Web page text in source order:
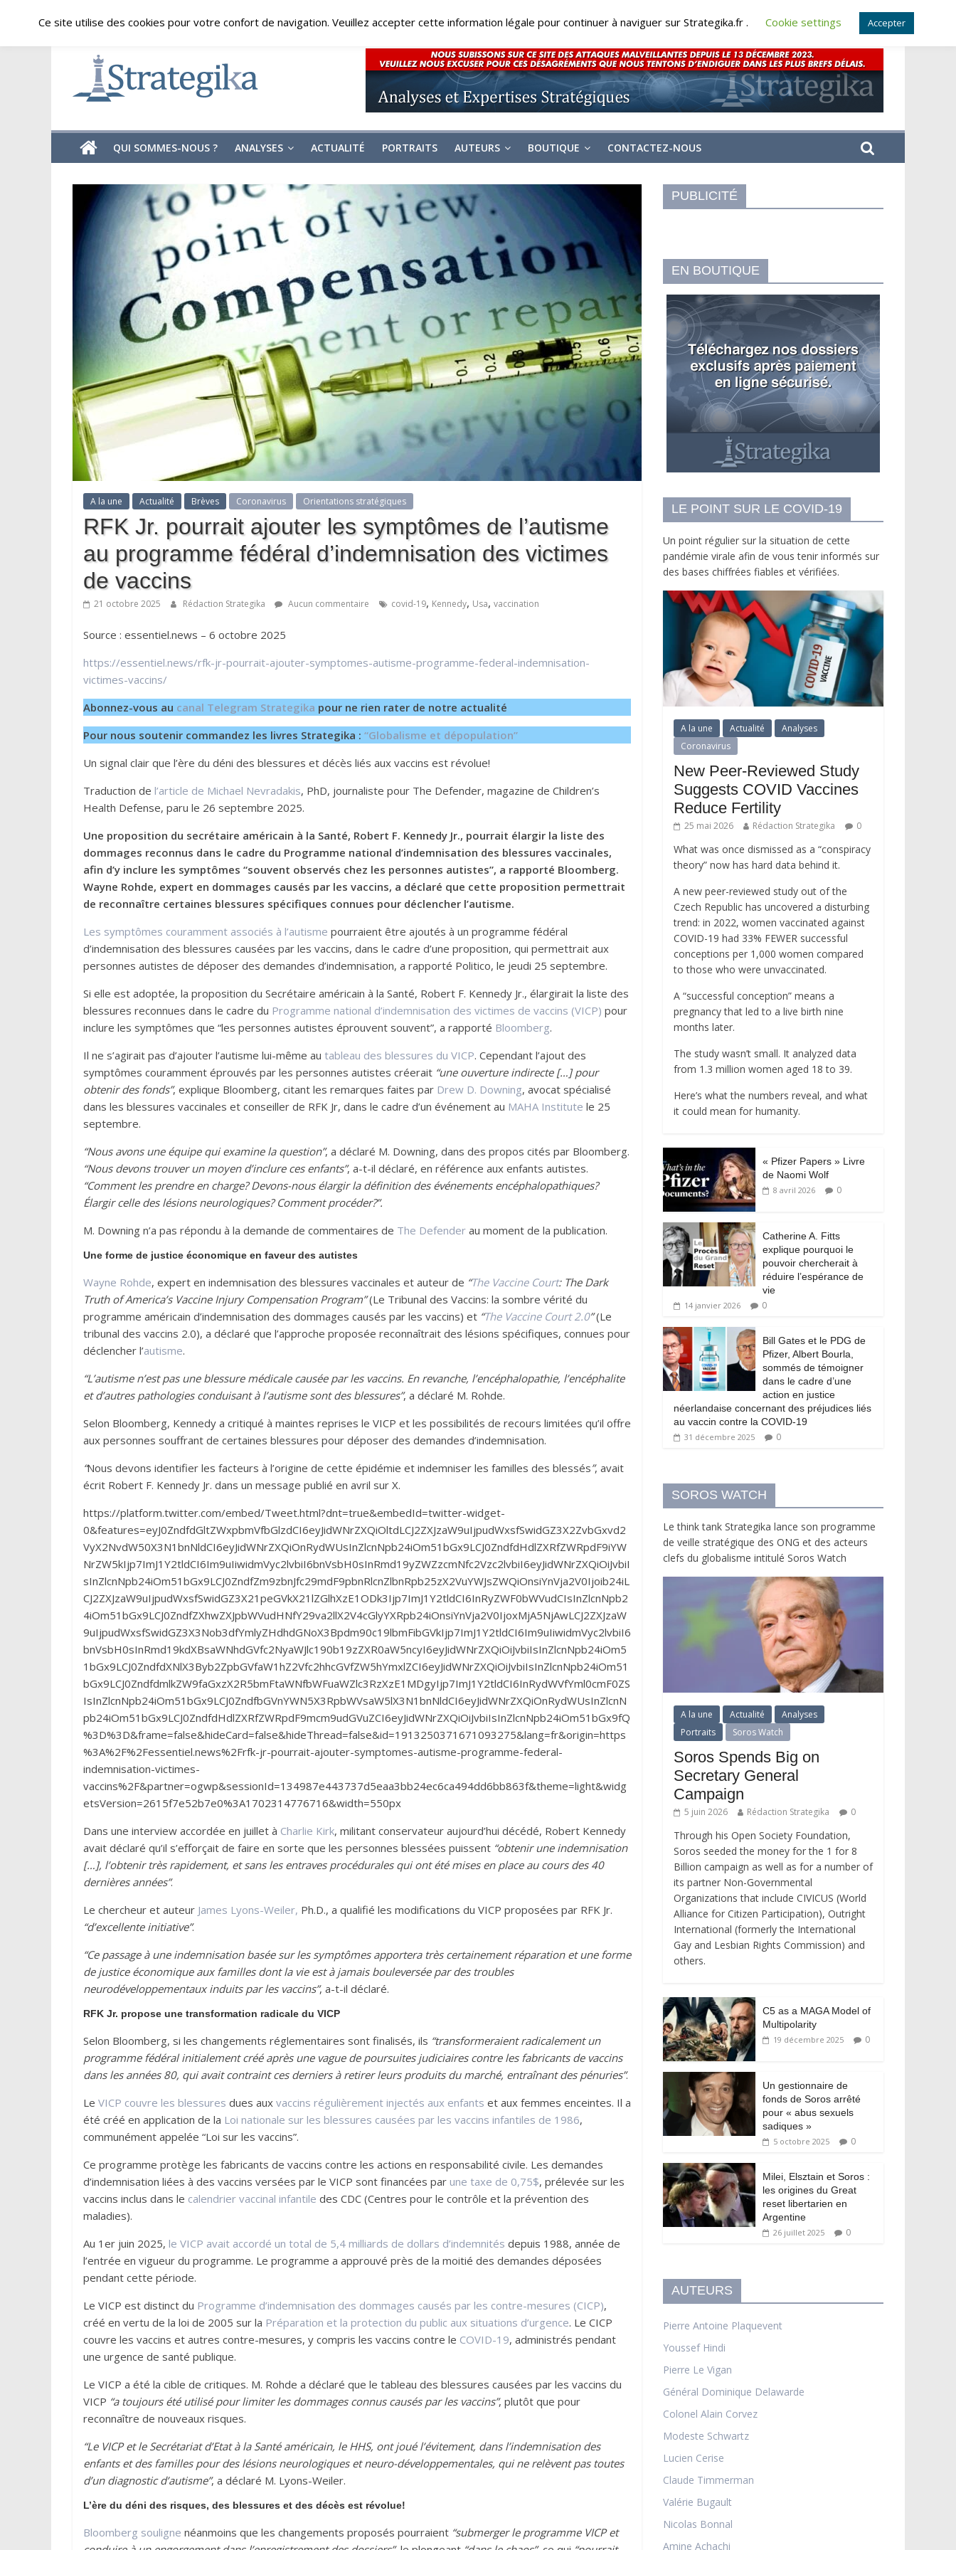
content
jeudi, août 6, 2026
Strategika
Expertise
Analyses
géostratégiques
QUI SOMMES-NOUS ? ANALYSES ACTUALITÉ PORTRAITS AUTEURS BOUTIQUE CONTACTEZ-NOUS
A la une Actualité Brèves Coronavirus Orientations stratégiques
RFK Jr. pourrait ajouter les symptômes de l’autisme
au programme fédéral d’indemnisation des victimes
de vaccins
21 octobre 2025 Rédaction Strategika Aucun commentaire covid-19, Kennedy, Usa, vaccination
Source : essentiel.news – 6 octobre 2025
https://essentiel.news/rfk-jr-pourrait-ajouter-symptomes-autisme-programme-federal-indemnisation-
victimes-vaccins/
Abonnez-vous au canal Telegram Strategika pour ne rien rater de notre actualité
Pour nous soutenir commandez les livres Strategika : “Globalisme et dépopulation”
Un signal clair que l’ère du déni des blessures et décès liés aux vaccins est révolue!
Traduction de l’article de Michael Nevradakis, PhD, journaliste pour The Defender, magazine de Children’s
Health Defense, paru le 26 septembre 2025.
Une proposition du secrétaire américain à la Santé, Robert F. Kennedy Jr., pourrait élargir la liste des
dommages reconnus dans le cadre du Programme national d’indemnisation des blessures vaccinales,
afin d’y inclure les symptômes “souvent observés chez les personnes autistes”, a rapporté Bloomberg.
Wayne Rohde, expert en dommages causés par les vaccins, a déclaré que cette proposition permettrait
de reconnaître certaines blessures spécifiques connues pour déclencher l’autisme.
Les symptômes couramment associés à l’autisme pourraient être ajoutés à un programme fédéral
d’indemnisation des blessures causées par les vaccins, dans le cadre d’une proposition, qui permettrait aux
personnes autistes de déposer des demandes d’indemnisation, a rapporté Politico, le jeudi 25 septembre.
Si elle est adoptée, la proposition du Secrétaire américain à la Santé, Robert F. Kennedy Jr., élargirait la liste des
blessures reconnues dans le cadre du Programme national d’indemnisation des victimes de vaccins (VICP) pour
inclure les symptômes que “les personnes autistes éprouvent souvent”, a rapporté Bloomberg.
Il ne s’agirait pas d’ajouter l’autisme lui-même au tableau des blessures du VICP. Cependant l’ajout des
symptômes couramment éprouvés par les personnes autistes créerait “une ouverture indirecte […] pour
obtenir des fonds”, explique Bloomberg, citant les remarques faites par Drew D. Downing, avocat spécialisé
dans les blessures vaccinales et conseiller de RFK Jr, dans le cadre d’un événement au MAHA Institute le 25
septembre.
“Nous avons une équipe qui examine la question”, a déclaré M. Downing, dans des propos cités par Bloomberg.
“Nous devons trouver un moyen d’inclure ces enfants”, a-t-il déclaré, en référence aux enfants autistes.
“Comment les prendre en charge? Devons-nous élargir la définition des événements encéphalopathiques?
Élargir celle des lésions neurologiques? Comment procéder?”.
M. Downing n’a pas répondu à la demande de commentaires de The Defender au moment de la publication.
Une forme de justice économique en faveur des autistes
Wayne Rohde, expert en indemnisation des blessures vaccinales et auteur de “The Vaccine Court: The Dark
Truth of America’s Vaccine Injury Compensation Program”(Le Tribunal des Vaccins: la sombre vérité du
programme américain d’indemnisation des dommages causés par les vaccins) et “The Vaccine Court 2.0”(Le
tribunal des vaccins 2.0), a déclaré que l’approche proposée reconnaîtrait des lésions spécifiques, connues pour
déclencher l’autisme.
“L’autisme n’est pas une blessure médicale causée par les vaccins. En revanche, l’encéphalopathie, l’encéphalite
et d’autres pathologies conduisant à l’autisme sont des blessures”, a déclaré M. Rohde.
Selon Bloomberg, Kennedy a critiqué à maintes reprises le VICP et les possibilités de recours limitées qu’il offre
aux personnes souffrant de certaines blessures pour déposer des demandes d’indemnisation.
“Nous devons identifier les facteurs à l’origine de cette épidémie et indemniser les familles des blessés”, avait
écrit Robert F. Kennedy Jr. dans un message publié en avril sur X.
https://platform.twitter.com/embed/Tweet.html?dnt=true&embedId=twitter-widget-
0&features=eyJ0ZndfdGltZWxpbmVfbGlzdCI6eyJidWNrZXQiOltdLCJ2ZXJzaW9uIjpudWxsfSwidGZ3X2ZvbGxvd2
VyX2NvdW50X3N1bnNldCI6eyJidWNrZXQiOnRydWUsInZlcnNpb24iOm51bGx9LCJ0ZndfdHdlZXRfZWRpdF9iYW
NrZW5kIjp7ImJ1Y2tldCI6Im9uIiwidmVyc2lvbiI6bnVsbH0sInRmd19yZWZzcmNfc2Vzc2lvbiI6eyJidWNrZXQiOiJvbiI
sInZlcnNpb24iOm51bGx9LCJ0ZndfZm9zbnJfc29mdF9pbnRlcnZlbnRpb25zX2VuYWJsZWQiOnsiYnVja2V0Ijoib24iL
CJ2ZXJzaW9uIjpudWxsfSwidGZ3X21peGVkX21lZGlhXzE1ODk3Ijp7ImJ1Y2tldCI6InRyZWF0bWVudCIsInZlcnNpb2
4iOm51bGx9LCJ0ZndfZXhwZXJpbWVudHNfY29va2llX2V4cGlyYXRpb24iOnsiYnVja2V0IjoxMjA5NjAwLCJ2ZXJzaW
9uIjpudWxsfSwidGZ3X3Nob3dfYmlyZHdhdGNoX3Bpdm90c19lbmFibGVkIjp7ImJ1Y2tldCI6Im9uIiwidmVyc2lvbiI6
bnVsbH0sInRmd19kdXBsaWNhdGVfc2NyaWJlc190b19zZXR0aW5ncyI6eyJidWNrZXQiOiJvbiIsInZlcnNpb24iOm5
1bGx9LCJ0ZndfdXNlX3Byb2ZpbGVfaW1hZ2Vfc2hhcGVfZW5hYmxlZCI6eyJidWNrZXQiOiJvbiIsInZlcnNpb24iOm51
bGx9LCJ0ZndfdmlkZW9faGxzX2R5bmFtaWNfbWFuaWZlc3RzXzE1MDgyIjp7ImJ1Y2tldCI6InRydWVfYml0cmF0ZS
IsInZlcnNpb24iOm51bGx9LCJ0ZndfbGVnYWN5X3RpbWVsaW5lX3N1bnNldCI6eyJidWNrZXQiOnRydWUsInZlcnN
pb24iOm51bGx9LCJ0ZndfdHdlZXRfZWRpdF9mcm9udGVuZCI6eyJidWNrZXQiOiJvbiIsInZlcnNpb24iOm51bGx9fQ
%3D%3D&frame=false&hideCard=false&hideThread=false&id=1913250371671093275&lang=fr&origin=https
%3A%2F%2Fessentiel.news%2Frfk-jr-pourrait-ajouter-symptomes-autisme-programme-federal-
indemnisation-victimes-
vaccins%2F&partner=ogwp&sessionId=134987e443737d5eaa3bb24ec6ca494dd6bb863f&theme=light&widg
etsVersion=2615f7e52b7e0%3A1702314776716&width=550px
Dans une interview accordée en juillet à Charlie Kirk, militant conservateur aujourd’hui décédé, Robert Kennedy
avait déclaré qu’il s’efforçait de faire en sorte que les personnes blessées puissent “obtenir une indemnisation
[…], l’obtenir très rapidement, et sans les entraves procédurales qui ont été mises en place au cours des 40
dernières années”.
Le chercheur et auteur James Lyons-Weiler, Ph.D., a qualifié les modifications du VICP proposées par RFK Jr.
“d’excellente initiative”.
“Ce passage à une indemnisation basée sur les symptômes apportera très certainement réparation et une forme
de justice économique aux familles dont la vie est à jamais bouleversée par des troubles
neurodéveloppementaux induits par les vaccins”, a-t-il déclaré.
RFK Jr. propose une transformation radicale du VICP
Selon Bloomberg, si les changements réglementaires sont finalisés, ils “transformeraient radicalement un
programme fédéral initialement créé après une vague de poursuites judiciaires contre les fabricants de vaccins
dans les années 80, qui avait contraint ces derniers à retirer leurs produits du marché, entraînant des pénuries”.
Le VICP couvre les blessures dues aux vaccins régulièrement injectés aux enfants et aux femmes enceintes. Il a
été créé en application de la Loi nationale sur les blessures causées par les vaccins infantiles de 1986,
communément appelée “Loi sur les vaccins”.
Ce programme protège les fabricants de vaccins contre les actions en responsabilité civile. Les demandes
d’indemnisation liées à des vaccins versées par le VICP sont financées par une taxe de 0,75$, prélevée sur les
vaccins inclus dans le calendrier vaccinal infantile des CDC (Centres pour le contrôle et la prévention des
maladies).
Au 1er juin 2025, le VICP avait accordé un total de 5,4 milliards de dollars d’indemnités depuis 1988, année de
l’entrée en vigueur du programme. Le programme a approuvé près de la moitié des demandes déposées
pendant cette période.
Le VICP est distinct du Programme d’indemnisation des dommages causés par les contre-mesures (CICP),
créé en vertu de la loi de 2005 sur la Préparation et la protection du public aux situations d’urgence. Le CICP
couvre les vaccins et autres contre-mesures, y compris les vaccins contre le COVID-19, administrés pendant
une urgence de santé publique.
Le VICP a été la cible de critiques. M. Rohde a déclaré que le tableau des blessures causées par les vaccins du
VICP “a toujours été utilisé pour limiter les dommages connus causés par les vaccins”, plutôt que pour
reconnaître de nouveaux risques.
“Le VICP et le Secrétariat d’Etat à la Santé américain, le HHS, ont joué l’évitement, dans l’indemnisation des
enfants et des familles pour des lésions neurologiques et neuro-développementales, qui ne relèvent pas toutes
d’un diagnostic d’autisme”, a déclaré M. Lyons-Weiler.
L’ère du déni des risques, des blessures et des décès est révolue!
Bloomberg souligne néanmoins que les changements proposés pourraient “submerger le programme VICP et
PUBLICITÉ
EN BOUTIQUE
LE POINT SUR LE COVID-19
Un point régulier sur la situation de cette
pandémie virale afin de vous tenir informés sur
des bases chiffrées fiables et vérifiées.
A la une Actualité
Analyses
Coronavirus
New Peer-Reviewed Study
Suggests COVID Vaccines
Reduce Fertility
25 mai 2026 Rédaction Strategika 0
What was once dismissed as a “conspiracy
theory” now has hard data behind it.
A new peer-reviewed study out of the
Czech Republic has uncovered a disturbing
trend: in 2022, women vaccinated against
COVID-19 had 33% FEWER successful
conceptions per 1,000 women compared
to those who were unvaccinated.
A “successful conception” means a
pregnancy that led to a live birth nine
months later.
The study wasn’t small. It analyzed data
from 1.3 million women aged 18 to 39.
Here’s what the numbers reveal, and what
it could mean for humanity.
« Pfizer Papers » Livre
de Naomi Wolf
8 avril 2026 0
Catherine A. Fitts
explique pourquoi le
pouvoir chercherait à
réduire l’espérance de
vie
14 janvier 2026 0
Bill Gates et le PDG de
Pfizer, Albert Bourla,
sommés de témoigner
dans le cadre d’une
action en justice
néerlandaise concernant des préjudices liés
au vaccin contre la COVID-19
31 décembre 2025 0
SOROS WATCH
Le think tank Strategika lance son programme
de veille stratégique des ONG et des acteurs
clefs du globalisme intitulé Soros Watch
A la une Actualité
Analyses
Portraits
Soros Watch
Soros Spends Big on
Secretary General
Campaign
5 juin 2026 Rédaction Strategika 0
Through his Open Society Foundation,
Soros seeded the money for the 1 for 8
Billion campaign as well as for a number of
its partner Non-Governmental
Organizations that include CIVICUS (World
Alliance for Citizen Participation), Outright
International (formerly the International
Gay and Lesbian Rights Commission) and
others.
C5 as a MAGA Model of
Multipolarity
19 décembre 2025 0
Un gestionnaire de
fonds de Soros arrêté
pour « abus sexuels
sadiques »
5 octobre 2025 0
Milei, Elsztain et Soros :
les origines du Great
reset libertarien en
Argentine
26 juillet 2025 0
AUTEURS
Pierre Antoine Plaquevent
Youssef Hindi
Pierre Le Vigan
Général Dominique Delawarde
Colonel Alain Corvez
Modeste Schwartz
Lucien Cerise
Claude Timmerman
Valérie Bugault
Nicolas Bonnal
Amine Achachi
Ce site utilise des cookies pour votre confort de navigation. Veuillez accepter cette information légale pour continuer à naviguer sur Strategika.fr . Cookie settings Accepter